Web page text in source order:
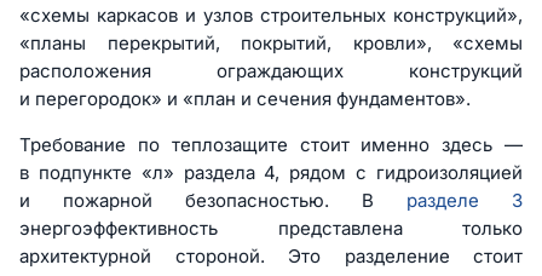
«схемы каркасов и узлов строительных конструкций»,
«планы перекрытий, покрытий, кровли», «схемы
расположения ограждающих конструкций
и перегородок» и «план и сечения фундаментов».
Требование по теплозащите стоит именно здесь —
в подпункте «л» раздела 4, рядом с гидроизоляцией
и пожарной безопасностью. В разделе 3
энергоэффективность представлена только
архитектурной стороной. Это разделение стоит